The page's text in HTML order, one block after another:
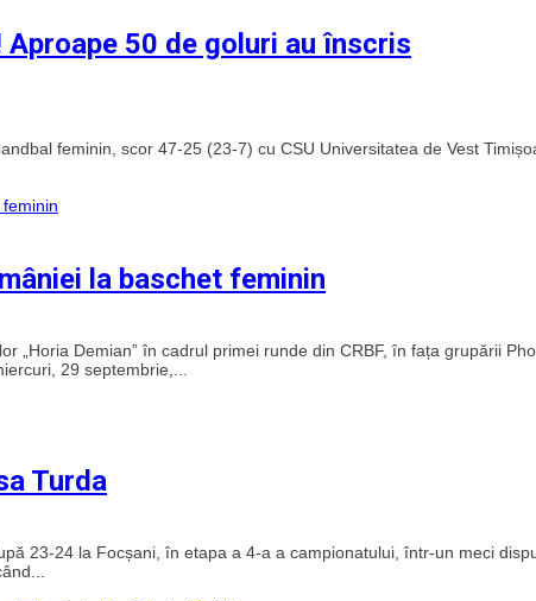
Aproape 50 de goluri au înscris
feminin, scor 47-25 (23-7) cu CSU Universitatea de Vest
la baschet feminin
„Horia Demian” în cadrul primei runde din CRBF, în fața grupării
29 septembrie,...
Turda
23-24 la Focșani, în etapa a 4-a a campionatului, într-un meci